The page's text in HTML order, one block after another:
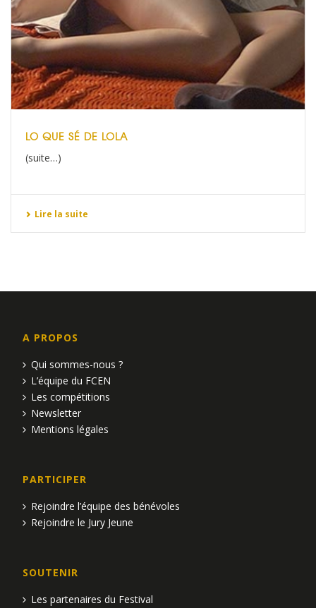
LO QUE SÉ DE LOLA
(suite…)
Lire la suite
A PROPOS
Qui sommes-nous ?
L’équipe du FCEN
Les compétitions
Newsletter
Mentions légales
PARTICIPER
Rejoindre l’équipe des bénévoles
Rejoindre le Jury Jeune
SOUTENIR
Les partenaires du Festival